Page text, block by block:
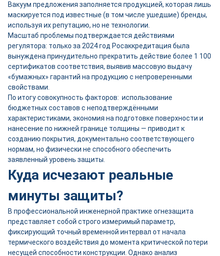
Вакуум предложения заполняется продукцией, которая лишь
маскируется под известные (в том числе ушедшие) бренды,
используя их репутацию, но не технологии.
Масштаб проблемы подтверждается действиями
регулятора: только за 2024 год Росаккредитация была
вынуждена принудительно прекратить действие более 1 100
сертификатов соответствия, выявив массовую выдачу
«бумажных» гарантий на продукцию с непроверенными
свойствами.
По итогу совокупность факторов: использование
бюджетных составов с неподтверждёнными
характеристиками, экономия на подготовке поверхности и
нанесение по нижней границе толщины — приводит к
созданию покрытия, документально соответствующего
нормам, но физически не способного обеспечить
заявленный уровень защиты.
Куда исчезают реальные
минуты защиты?
В профессиональной инженерной практике огнезащита
представляет собой строго измеримый параметр,
фиксирующий точный временной интервал от начала
термического воздействия до момента критической потери
несущей способности конструкции. Однако анализ